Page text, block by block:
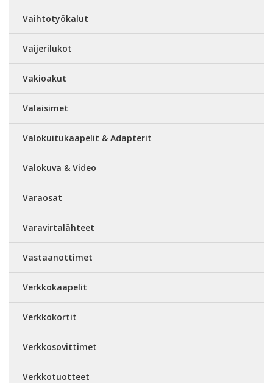
Vaihtotyökalut
Vaijerilukot
Vakioakut
Valaisimet
Valokuitukaapelit & Adapterit
Valokuva & Video
Varaosat
Varavirtalähteet
Vastaanottimet
Verkkokaapelit
Verkkokortit
Verkkosovittimet
Verkkotuotteet